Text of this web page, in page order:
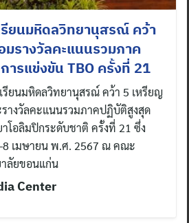
รียนมหิดลวิทยานุสรณ์ คว้า
มรางวัลคะแนนรวมภาค
รแข่งขัน TBO ครั้งที่ 21
รียนมหิดลวิทยานุสรณ์ คว้า 5 เหรียญ
รางวัลคะแนนรวมภาคปฏิบัติสูงสุด
โอลิมปิกระดับชาติ ครั้งที่ 21 ซึ่ง
8 เมษายน พ.ศ. 2567 ณ คณะ
ลัยขอนแก่น
Center